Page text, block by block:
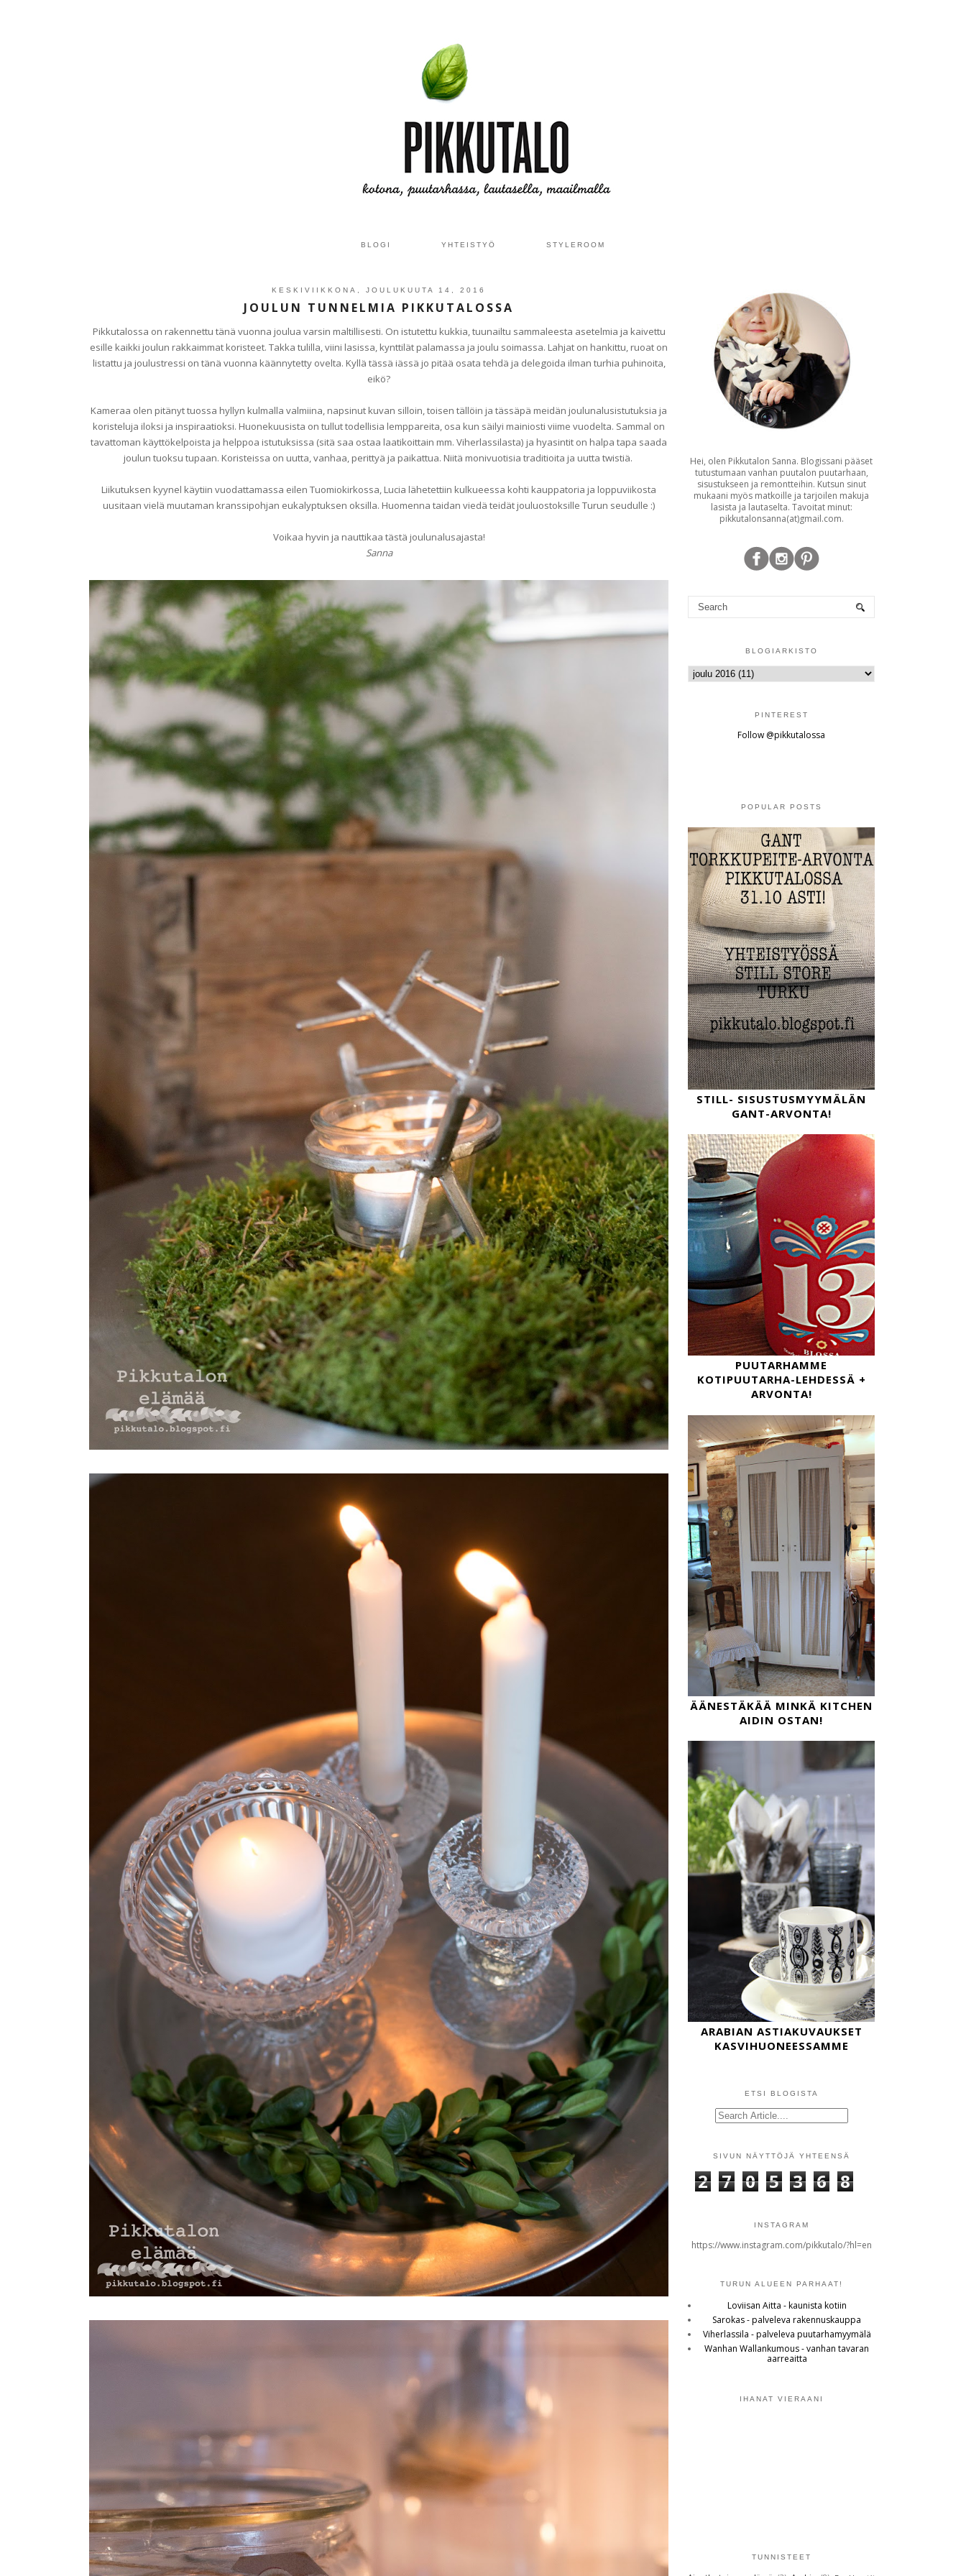
BLOGI YHTEISTYÖ STYLEROOM
KESKIVIIKKONA, JOULUKUUTA 14, 2016
JOULUN TUNNELMIA PIKKUTALOSSA
Pikkutalossa on rakennettu tänä vuonna joulua varsin maltillisesti. On istutettu kukkia, tuunailtu sammaleesta asetelmia ja kaivettu
esille kaikki joulun rakkaimmat koristeet. Takka tulilla, viini lasissa, kynttilät palamassa ja joulu soimassa. Lahjat on hankittu, ruoat on
listattu ja joulustressi on tänä vuonna käännytetty ovelta. Kyllä tässä iässä jo pitää osata tehdä ja delegoida ilman turhia puhinoita,
eikö?
Kameraa olen pitänyt tuossa hyllyn kulmalla valmiina, napsinut kuvan silloin, toisen tällöin ja tässäpä meidän joulunalusistutuksia ja
koristeluja iloksi ja inspiraatioksi. Huonekuusista on tullut todellisia lemppareita, osa kun säilyi mainiosti viime vuodelta. Sammal on
tavattoman käyttökelpoista ja helppoa istutuksissa (sitä saa ostaa laatikoittain mm. Viherlassilasta) ja hyasintit on halpa tapa saada
joulun tuoksu tupaan. Koristeissa on uutta, vanhaa, perittyä ja paikattua. Niitä monivuotisia traditioita ja uutta twistiä.
Liikutuksen kyynel käytiin vuodattamassa eilen Tuomiokirkossa, Lucia lähetettiin kulkueessa kohti kauppatoria ja loppuviikosta
uusitaan vielä muutaman kranssipohjan eukalyptuksen oksilla. Huomenna taidan viedä teidät jouluostoksille Turun seudulle :)
Voikaa hyvin ja nauttikaa tästä joulunalusajasta!
Sanna
Hei, olen Pikkutalon Sanna. Blogissani pääset
tutustumaan vanhan puutalon puutarhaan,
sisustukseen ja remontteihin. Kutsun sinut
mukaani myös matkoille ja tarjoilen makuja
lasista ja lautaselta. Tavoitat minut:
pikkutalonsanna(at)gmail.com.
BLOGIARKISTO
PINTEREST
Follow @pikkutalossa
POPULAR POSTS
STILL- SISUSTUSMYYMÄLÄN
GANT-ARVONTA!
PUUTARHAMME
KOTIPUUTARHA-LEHDESSÄ +
ARVONTA!
ÄÄNESTÄKÄÄ MINKÄ KITCHEN
AIDIN OSTAN!
ARABIAN ASTIAKUVAUKSET
KASVIHUONEESSAMME
ETSI BLOGISTA
SIVUN NÄYTTÖJÄ YHTEENSÄ
2 7 0 5 3 6 8
INSTAGRAM
https://www.instagram.com/pikkutalo/?hl=en
TURUN ALUEEN PARHAAT!
Loviisan Aitta - kaunista kotiin
Sarokas - palveleva rakennuskauppa
Viherlassila - palveleva puutarhamyymälä
Wanhan Wallankumous - vanhan tavaran
aarreaitta
IHANAT VIERAANI
TUNNISTEET